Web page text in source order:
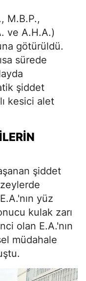
M.B.P.,
ve A.H.A.)
götürüldü.
sürede
şiddet
kesici alet
şiddet
yüz
kulak zarı
olan E.A.'nın
müdahale